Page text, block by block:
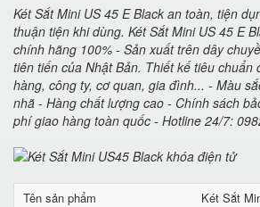
Két Sắt Mini US 45 E Black an toàn, tiện
thuận tiện khi dùng. Két Sắt Mini US 45 E
chính hãng 100% - Sản xuất trên dây
tiên tiến của Nhật Bản. Thiết kế tiêu chuẩn
hàng, công ty, cơ quan, gia đình... - Màu
nhã - Hàng chất lượng cao - Chính sách
phí giao hàng toàn quốc - Hotline 24/7:
Tên sản phẩm
Két Sắt